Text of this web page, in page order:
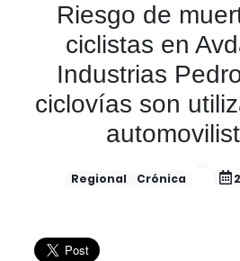
Riesgo de
ciclistas en
Industrias
ciclovías son
Regional Crónica